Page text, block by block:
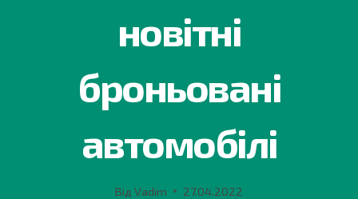
новітні
броньовані
автомобілі
Від Vadim 27.04.2022